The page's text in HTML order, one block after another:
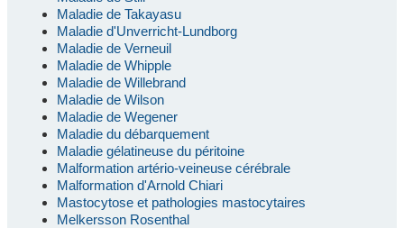
Maladie de Takayasu
Maladie d'Unverricht-Lundborg
Maladie de Verneuil
Maladie de Whipple
Maladie de Willebrand
Maladie de Wilson
Maladie de Wegener
Maladie du débarquement
Maladie gélatineuse du péritoine
Malformation artério-veineuse cérébrale
Malformation d'Arnold Chiari
Mastocytose et pathologies mastocytaires
Melkersson Rosenthal